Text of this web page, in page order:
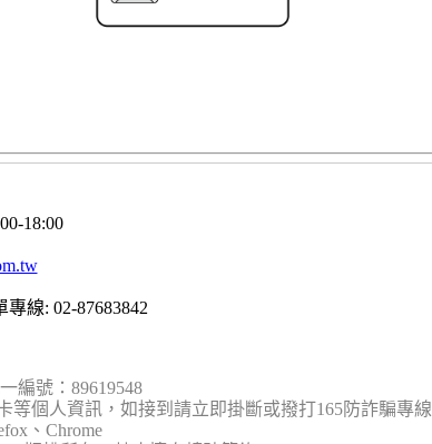
18:00
線: 02-87683842
編號：89619548
個人資訊，如接到請立即掛斷或撥打165防詐騙專線
、Chrome